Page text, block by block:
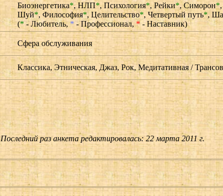
Биоэнергетика*,НЛП*, Психология*, Рейки*,Симорон*
Шуй*, Философия*, Целительство*, Четвертый путь*,
(*- Любитель,*- Профессионал,* - Наставник)
Сфера обслуживания
Классика, Этническая, Джаз, Рок, Медитативная /
Последний раз анкета редактировалась: 22 марта 2011 г.